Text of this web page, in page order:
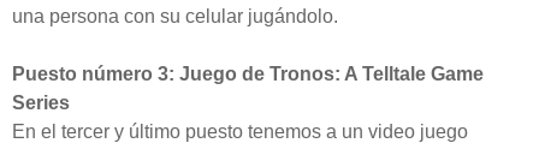
una persona con su celular jugándolo.
Puesto número 3: Juego de Tronos: A Telltale Game
Series
En el tercer y último puesto tenemos a un video juego